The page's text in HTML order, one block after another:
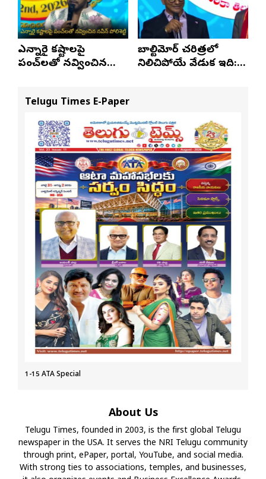
ఎన్నారై కష్టాలపై
పంచ్‌లతో నవ్వించిన
బాల్టిమోర్ చరిత్రలో
నిలిచిపోయే వేడుక ఇది:
Telugu Times E-Paper
1-15 ATA Special
About Us
Telugu Times, founded in 2003, is the first global Telugu
newspaper in the USA. It serves the NRI Telugu community
through print, ePaper, portal, YouTube, and social media.
With strong ties to associations, temples, and businesses,